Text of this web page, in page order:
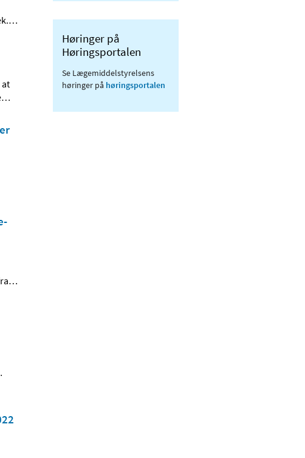
…
…
…
Høringer på
Høringsportalen
Se Lægemiddelstyrelsens
høringer på høringsportalen